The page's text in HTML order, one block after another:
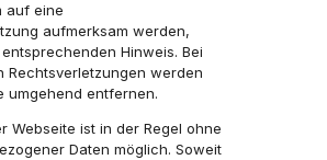
auf eine
aufmerksam werden,
Hinweis. Bei
Rechtsverletzungen werden
umgehend entfernen.
Webseite ist in der Regel ohne
Daten möglich. Soweit